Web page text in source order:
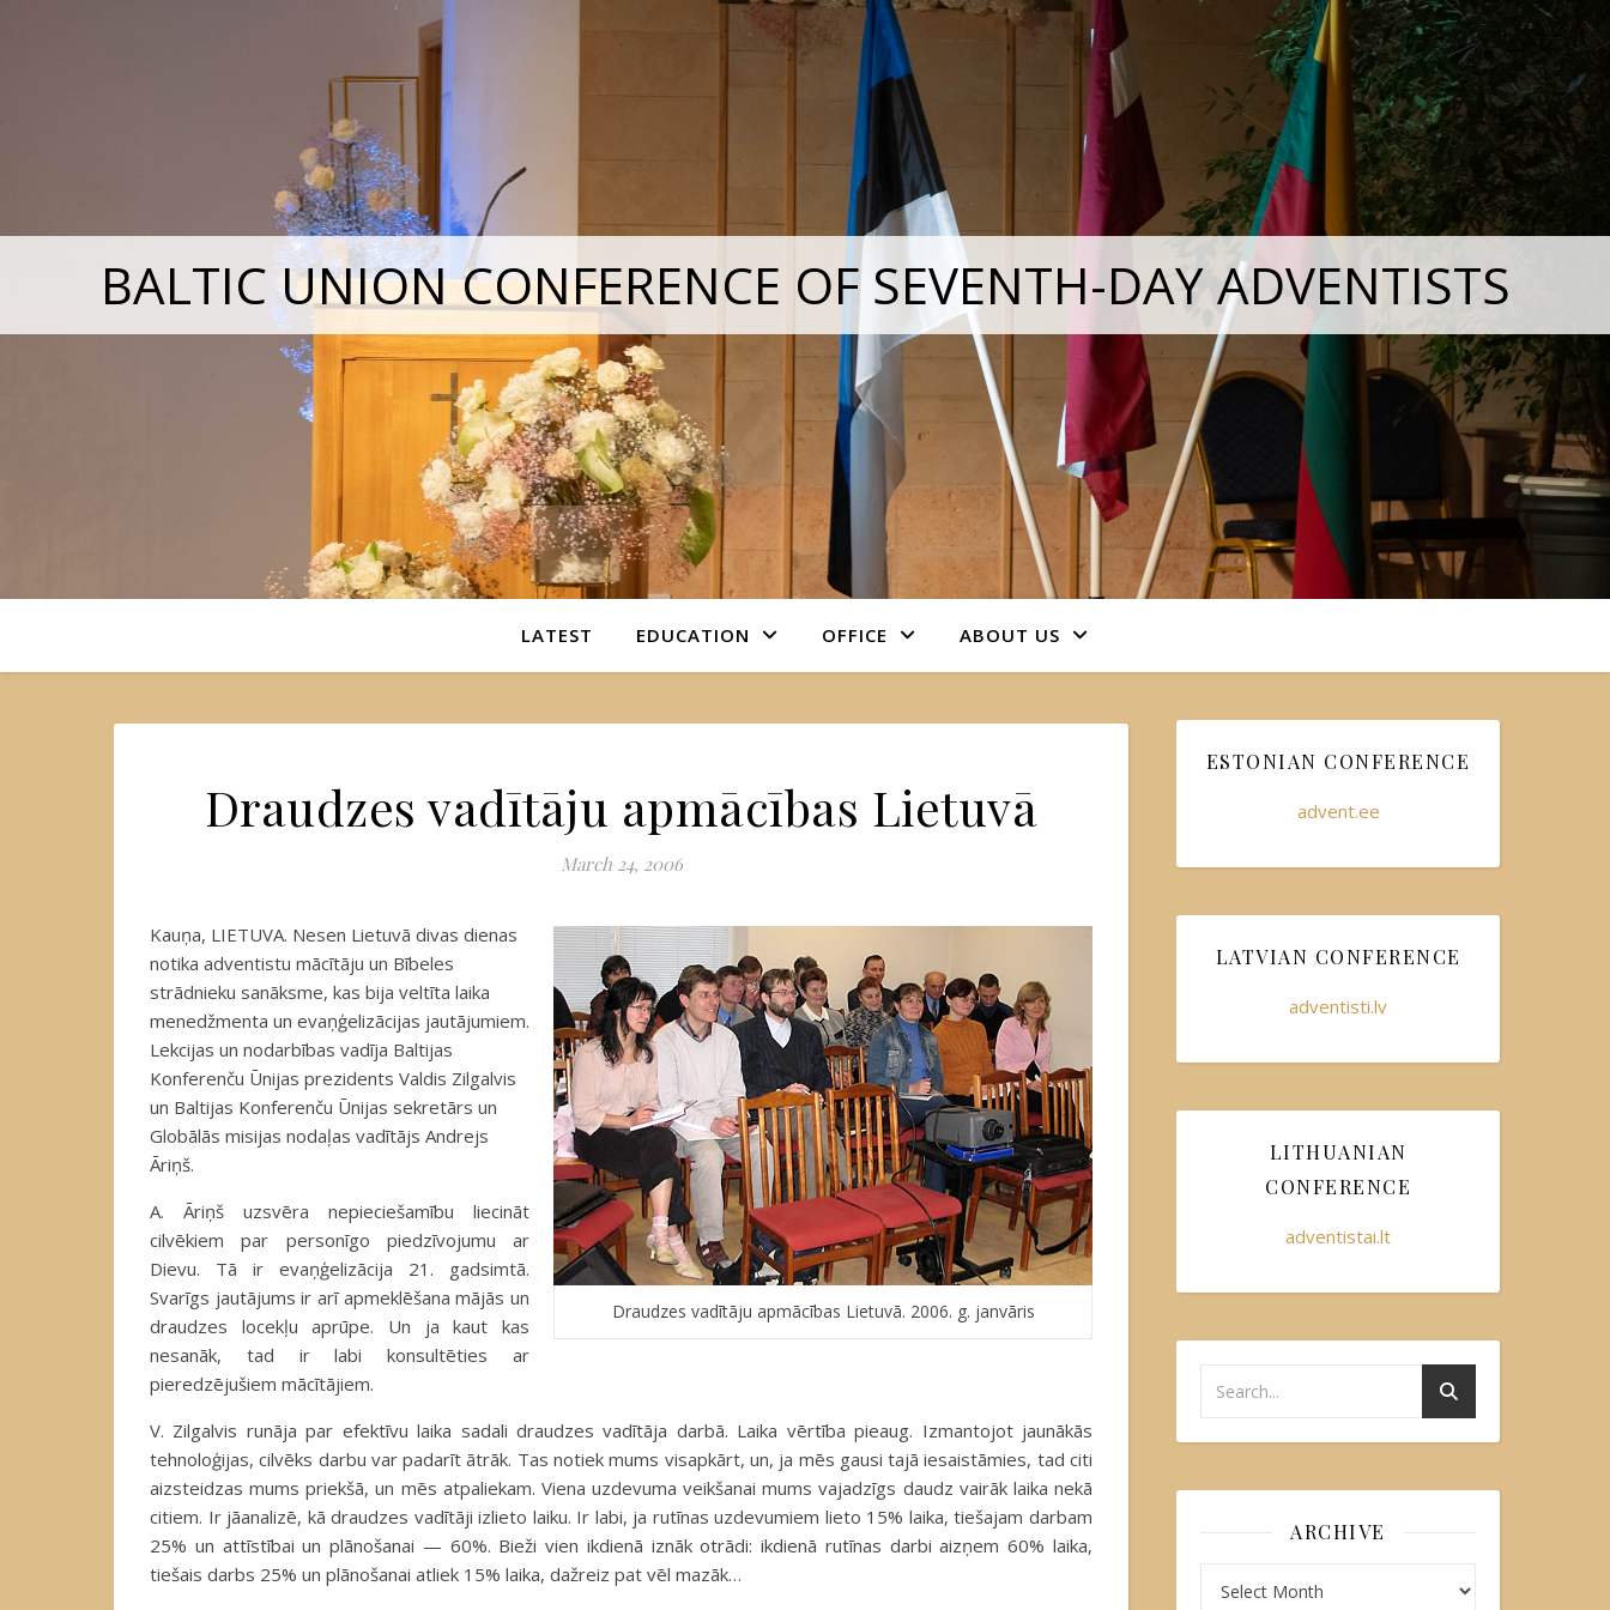
BALTIC UNION CONFERENCE OF SEVENTH-DAY ADVENTISTS
LATEST EDUCATION OFFICE ABOUT US
Draudzes vadītāju apmācības Lietuvā
March 24, 2006
Draudzes vadītāju apmācības Lietuvā. 2006. g. janvāris
Kauņa, LIETUVA. Nesen Lietuvā divas dienas
notika adventistu mācītāju un Bībeles
strādnieku sanāksme, kas bija veltīta laika
menedžmenta un evaņģelizācijas jautājumiem.
Lekcijas un nodarbības vadīja Baltijas
Konferenču Ūnijas prezidents Valdis Zilgalvis
un Baltijas Konferenču Ūnijas sekretārs un
Globālās misijas nodaļas vadītājs Andrejs
Āriņš.
A. Āriņš uzsvēra nepieciešamību liecināt
cilvēkiem par personīgo piedzīvojumu ar
Dievu. Tā ir evaņģelizācija 21. gadsimtā.
Svarīgs jautājums ir arī apmeklēšana mājās un
draudzes locekļu aprūpe. Un ja kaut kas
nesanāk, tad ir labi konsultēties ar
pieredzējušiem mācītājiem.
V. Zilgalvis runāja par efektīvu laika sadali draudzes vadītāja darbā. Laika vērtība pieaug. Izmantojot jaunākās
tehnoloģijas, cilvēks darbu var padarīt ātrāk. Tas notiek mums visapkārt, un, ja mēs gausi tajā iesaistāmies, tad citi
aizsteidzas mums priekšā, un mēs atpaliekam. Viena uzdevuma veikšanai mums vajadzīgs daudz vairāk laika nekā
citiem. Ir jāanalizē, kā draudzes vadītāji izlieto laiku. Ir labi, ja rutīnas uzdevumiem lieto 15% laika, tiešajam darbam
25% un attīstībai un plānošanai — 60%. Bieži vien ikdienā iznāk otrādi: ikdienā rutīnas darbi aizņem 60% laika,
tiešais darbs 25% un plānošanai atliek 15% laika, dažreiz pat vēl mazāk…
ESTONIAN CONFERENCE
advent.ee
LATVIAN CONFERENCE
adventisti.lv
LITHUANIAN
CONFERENCE
adventistai.lt
ARCHIVE